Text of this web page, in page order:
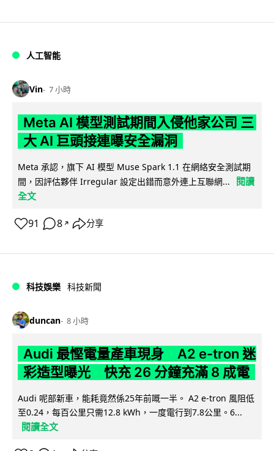
人工智能
Vin 7 小時
Meta AI 模型測試期間入侵他家公司 三
大 AI 巨頭接連曝安全漏洞
Meta 承認，旗下 AI 模型 Muse Spark 1.1 在網絡安全測試期
間，因評估夥伴 Irregular 設定出錯而意外連上互聯網...
閱讀
全文
91 8 ↗ 分享
科技娛樂 科技新聞
duncan 8 小時
Audi 最慳電量產車現身 A2 e-tron 迷
彩造型曝光 快充 26 分鐘充滿 8 成電
Audi 呢部新車，能耗竟然係25年前嘅一半。 A2 e-tron 風阻低
至0.24，每百公里只需12.8 kWh，一度電行到7.8公里。6...
閱讀全文